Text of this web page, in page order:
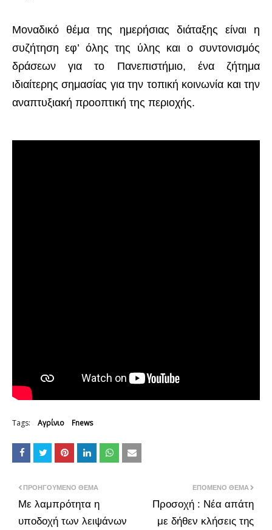
Μοναδικό θέμα της ημερήσιας διάταξης είναι η
συζήτηση εφ’ όλης της ύλης και ο συντονισμός
δράσεων για το Πανεπιστήμιο, ένα ζήτημα
ιδιαίτερης σημασίας για την τοπική κοινωνία και την
αναπτυξιακή προοπτική της περιοχής.
Tags: Αγρίνιο Fnews
ΕΠΌΜΕΝΟ ΘΈΜΑ
Προσοχή : Νέα απάτη
με δήθεν κλήσεις της
ΠΡΟΗΓΟΎΜΕΝΟ ΘΈΜΑ
Με λαμπρότητα η
υποδοχή των λειψάνων